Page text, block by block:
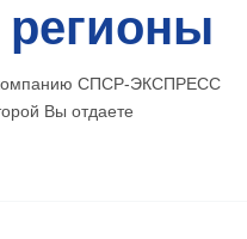
регионы
компанию СПСР-ЭКСПРЕСС
Вы отдаете